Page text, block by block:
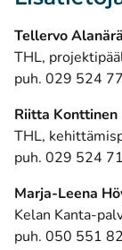
Tellervo Alanärä
THL,
puh. 029 524
Riitta Konttinen
THL,
puh. 029 524
Marja-Leena
Kelan Kanta-
puh. 050 551